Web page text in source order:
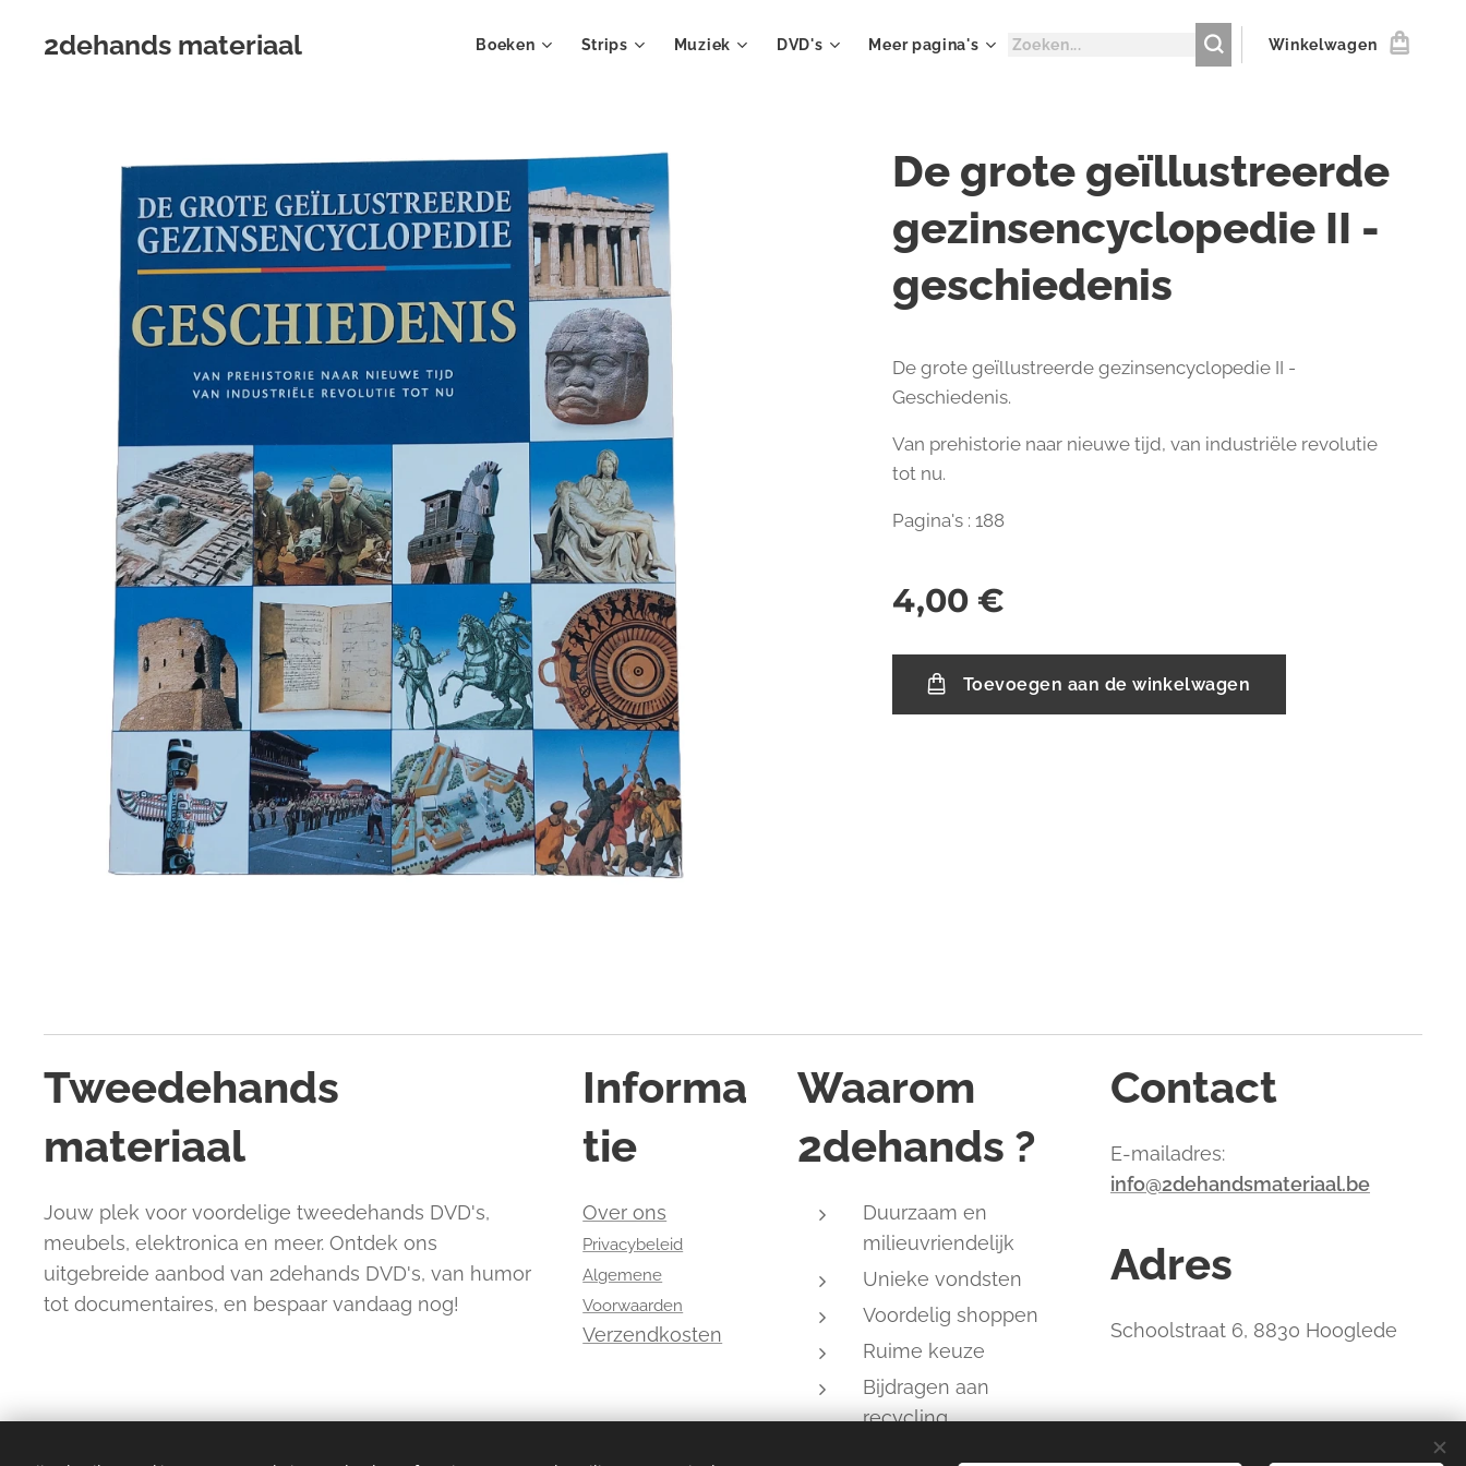
2dehands materiaal Boeken Strips Muziek DVD's Meer pagina's Winkelwagen
De grote geïllustreerde
gezinsencyclopedie II -
geschiedenis
De grote geïllustreerde gezinsencyclopedie II -
Geschiedenis.
Van prehistorie naar nieuwe tijd, van industriële revolutie
tot nu.
Pagina's : 188
4,00 €
Toevoegen aan de winkelwagen
Tweedehands
materiaal
Jouw plek voor voordelige tweedehands DVD's,
meubels, elektronica en meer. Ontdek ons
uitgebreide aanbod van 2dehands DVD's, van humor
tot documentaires, en bespaar vandaag nog!
Informa
tie
Over ons
Privacybeleid
Algemene
Voorwaarden
Verzendkosten
Waarom
2dehands ?
Duurzaam en
milieuvriendelijk
Unieke vondsten
Voordelig shoppen
Ruime keuze
Bijdragen aan
recycling
Contact
E-mailadres:
info@2dehandsmateriaal.be
Adres
Schoolstraat 6, 8830 Hooglede